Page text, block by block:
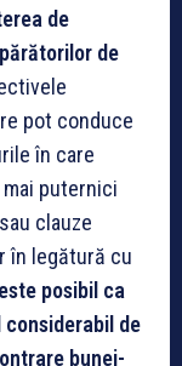
de
de
pot conduce
în care
puternici
clauze
în legătură cu
este posibil ca
de
bunei-